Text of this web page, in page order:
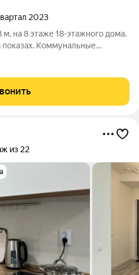
2023
на 8 этаже 18-этажного дома.
показах. Коммунальные
Счетчики оплачиваются
можно с детьми, без
из 22